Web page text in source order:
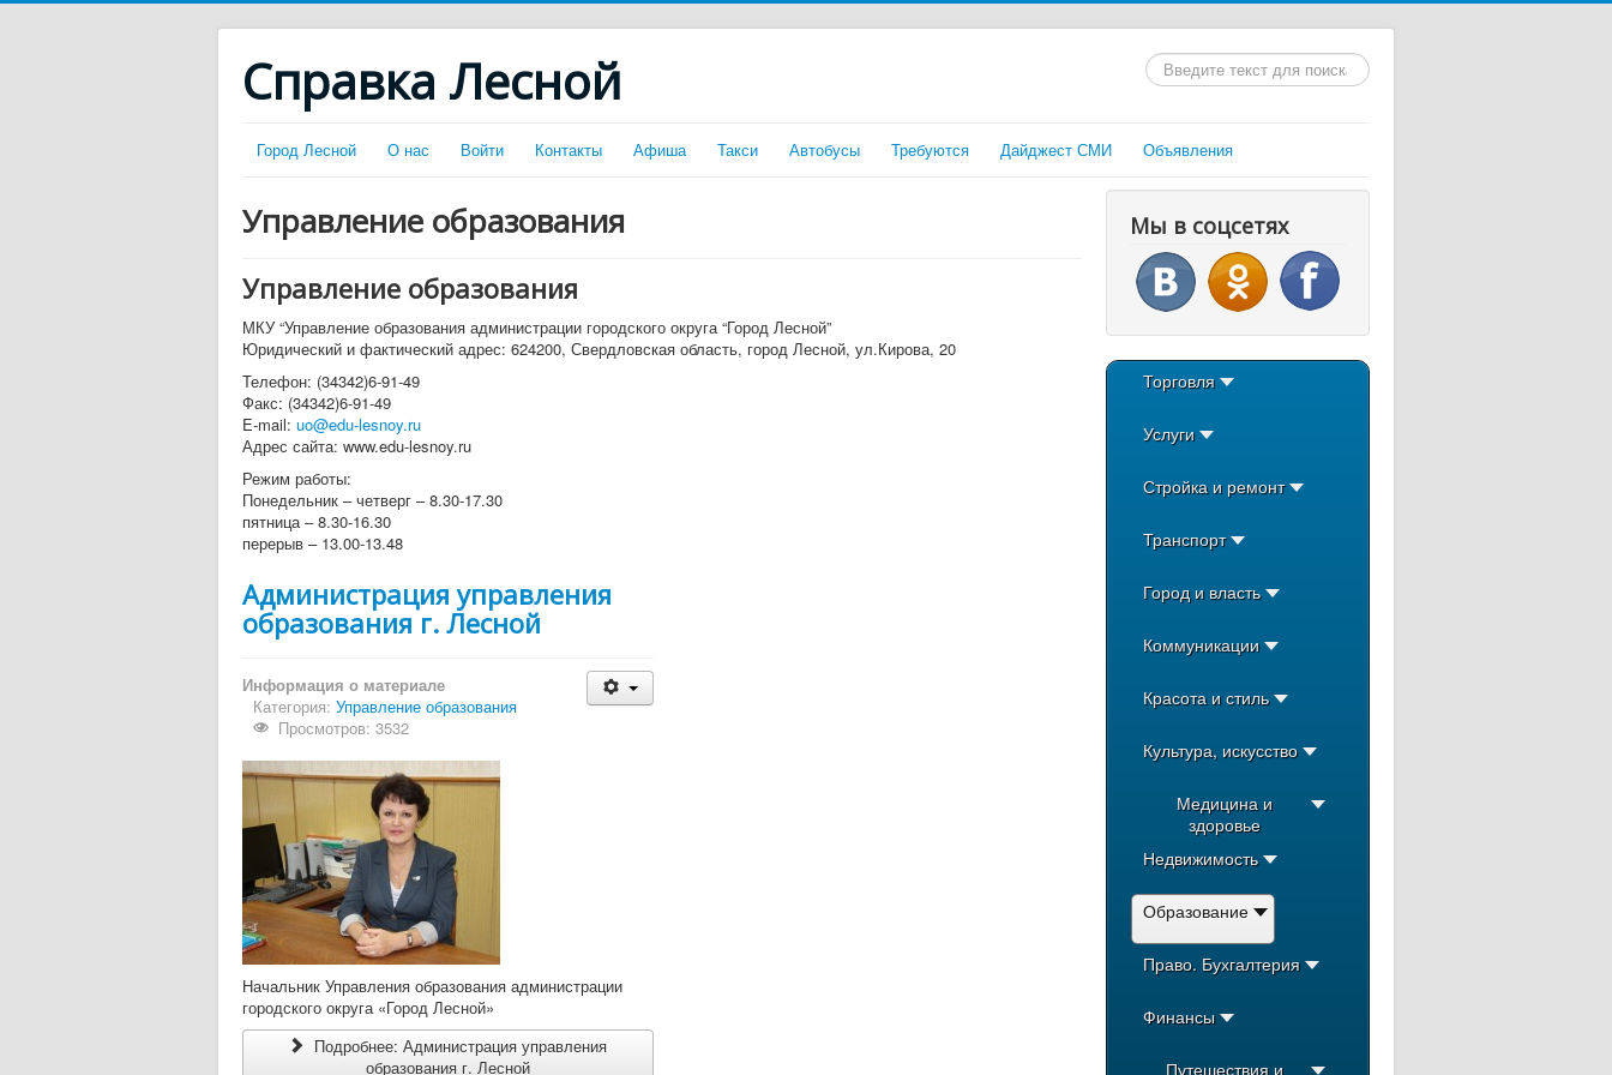
Справка Лесной Искать...
Город Лесной О нас Войти Контакты Афиша Такси Автобусы Требуются Дайджест СМИ Объявления
Управление образования
Управление образования
МКУ “Управление образования администрации городского округа “Город Лесной”
Юридический и фактический адрес: 624200, Свердловская область, город Лесной, ул.Кирова, 20
Телефон: (34342)6-91-49
Факс: (34342)6-91-49
E-mail: uo@edu-lesnoy.ru
Адрес сайта: www.edu-lesnoy.ru
Режим работы:
Понедельник – четверг – 8.30-17.30
пятница – 8.30-16.30
перерыв – 13.00-13.48
Администрация управления
образования г. Лесной
Информация о материале
Категория: Управление образования
Просмотров: 3532
Начальник Управления образования администрации
городского округа «Город Лесной»
Подробнее: Администрация управления
образования г. Лесной
Мы в соцсетях
Торговля
Услуги
Стройка и ремонт
Транспорт
Город и власть
Коммуникации
Красота и стиль
Культура, искусство
Медицина и
здоровье
Недвижимость
Образование
Право. Бухгалтерия
Финансы
Путешествия и